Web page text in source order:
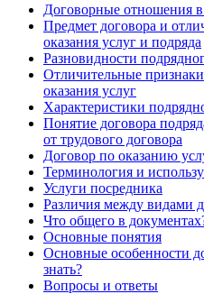
Договорные отношения в
Предмет договора и
оказания услуг и подряда
Разновидности
Отличительные
оказания услуг
Характеристики
Понятие договора
от трудового договора
Договор по оказанию
Терминология и
Услуги посредника
Различия между видами
Что общего в
Основные понятия
Основные особенности
знать?
Вопросы и ответы